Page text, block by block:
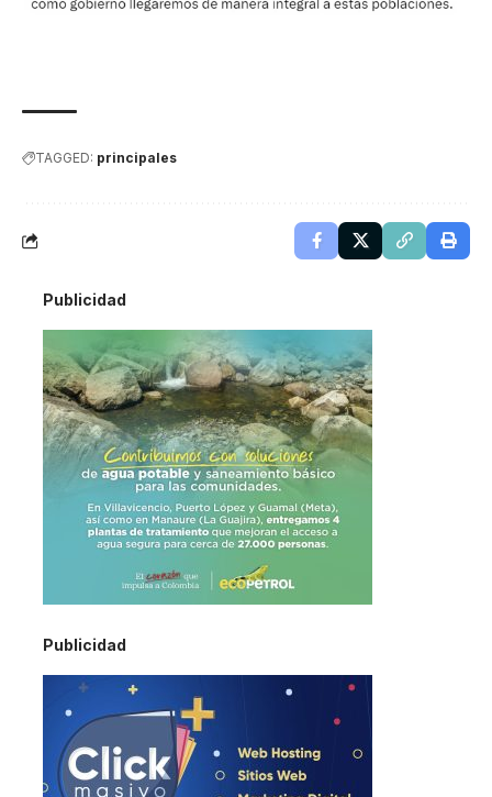
TAGGED: principales
Publicidad
Publicidad